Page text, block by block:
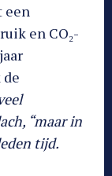
een
en CO₂-
“maar in
tijd.